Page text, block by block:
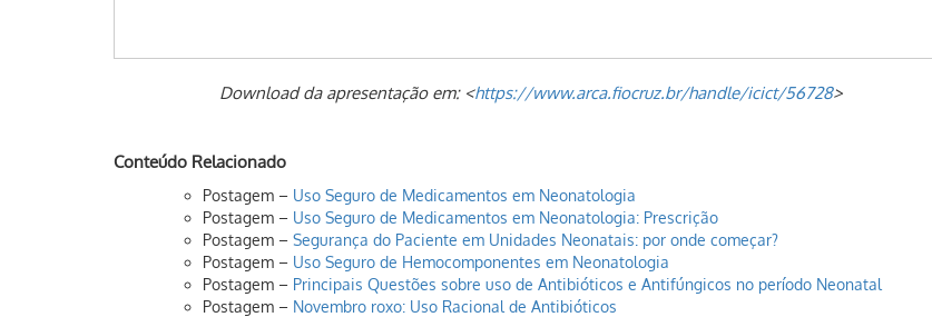
Download da apresentação em: <https://www.arca.fiocruz.br/handle/icict/56728>
Conteúdo Relacionado
Postagem – Uso Seguro de Medicamentos em Neonatologia
Postagem – Uso Seguro de Medicamentos em Neonatologia: Prescrição
Postagem – Segurança do Paciente em Unidades Neonatais: por onde começar?
Postagem – Uso Seguro de Hemocomponentes em Neonatologia
Postagem – Principais Questões sobre uso de Antibióticos e Antifúngicos no período Neonatal
Postagem – Novembro roxo: Uso Racional de Antibióticos